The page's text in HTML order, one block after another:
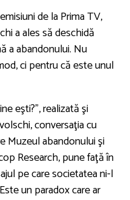
de la Prima TV,
a ales să deschidă
a abandonului. Nu
ci pentru că este unul
eşti?”, realizată şi
conversaţia cu
Muzeul abandonului şi
Research, pune faţă în
pe care societatea ni-l
un paradox care ar